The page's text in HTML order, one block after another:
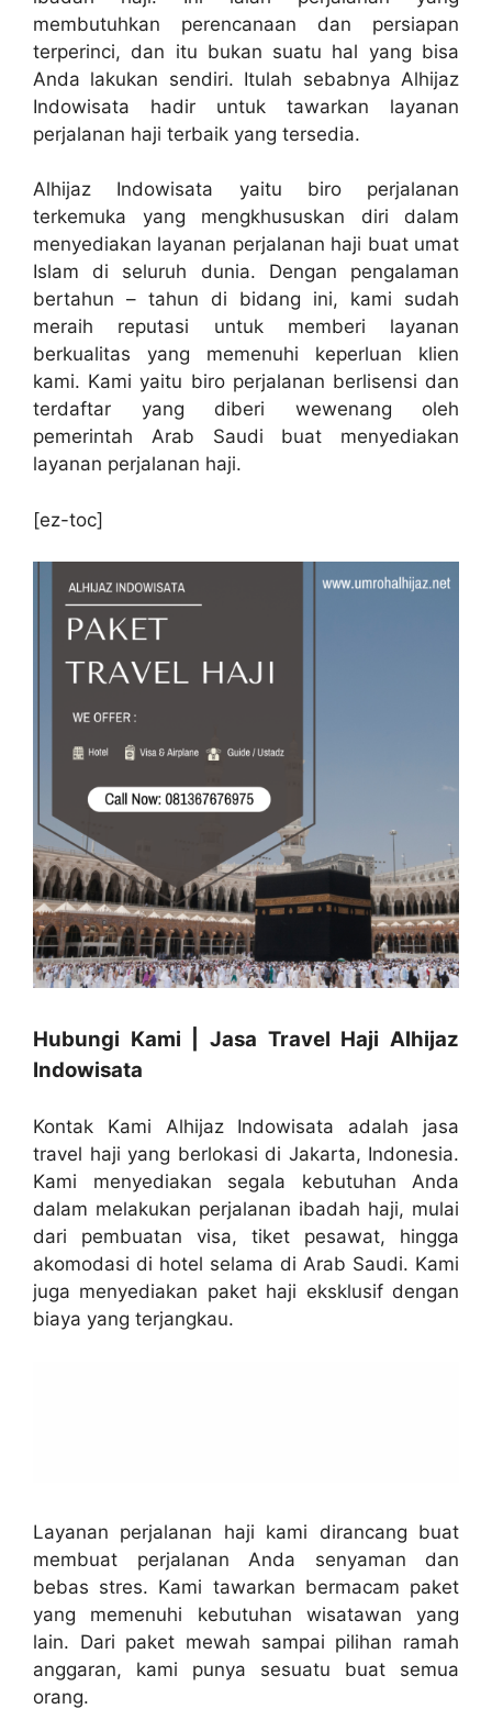
membutuhkan perencanaan dan persiapan
terperinci, dan itu bukan suatu hal yang bisa
Anda lakukan sendiri. Itulah sebabnya Alhijaz
Indowisata hadir untuk tawarkan layanan
perjalanan haji terbaik yang tersedia.
Alhijaz Indowisata yaitu biro perjalanan
terkemuka yang mengkhususkan diri dalam
menyediakan layanan perjalanan haji buat umat
Islam di seluruh dunia. Dengan pengalaman
bertahun – tahun di bidang ini, kami sudah
meraih reputasi untuk memberi layanan
berkualitas yang memenuhi keperluan klien
kami. Kami yaitu biro perjalanan berlisensi dan
terdaftar yang diberi wewenang oleh
pemerintah Arab Saudi buat menyediakan
layanan perjalanan haji.
[ez-toc]
Hubungi Kami | Jasa Travel Haji Alhijaz
Indowisata
Kontak Kami Alhijaz Indowisata adalah jasa
travel haji yang berlokasi di Jakarta, Indonesia.
Kami menyediakan segala kebutuhan Anda
dalam melakukan perjalanan ibadah haji, mulai
dari pembuatan visa, tiket pesawat, hingga
akomodasi di hotel selama di Arab Saudi. Kami
juga menyediakan paket haji eksklusif dengan
biaya yang terjangkau.
Layanan perjalanan haji kami dirancang buat
membuat perjalanan Anda senyaman dan
bebas stres. Kami tawarkan bermacam paket
yang memenuhi kebutuhan wisatawan yang
lain. Dari paket mewah sampai pilihan ramah
anggaran, kami punya sesuatu buat semua
orang.